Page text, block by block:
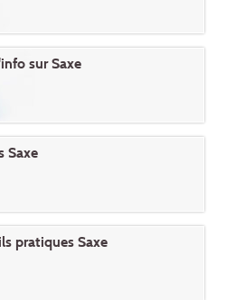
sur Saxe
Saxe
pratiques Saxe